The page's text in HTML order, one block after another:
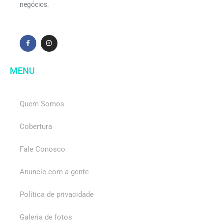
negócios.
MENU
Quem Somos
Cobertura
Fale Conosco
Anuncie com a gente
Política de privacidade
Galeria de fotos